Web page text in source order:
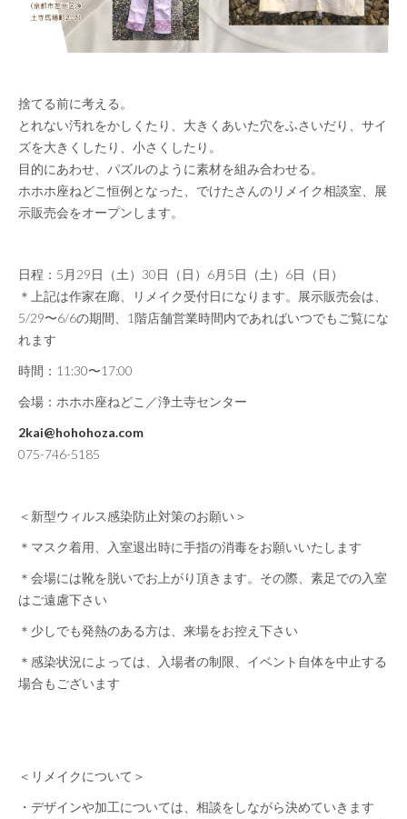
捨てる前に考える。
とれない汚れをかしくたり、大きくあいた穴をふさいだり、サイ
ズを大きくしたり、小さくしたり。
目的にあわせ、パズルのように素材を組み合わせる。
ホホホ座ねどこ恒例となった、でけたさんのリメイク相談室、展
示販売会をオープンします。
日程：5月29日（土）30日（日）6月5日（土）6日（日）
＊上記は作家在廊、リメイク受付日になります。展示販売会は、
5/29〜6/6の期間、1階店舗営業時間内であればいつでもご覧にな
れます
時間：11:30〜17:00
会場：ホホホ座ねどこ／浄土寺センター
2kai@hohohoza.com
075-746-5185
＜新型ウィルス感染防止対策のお願い＞
＊マスク着用、入室退出時に手指の消毒をお願いいたします
＊会場には靴を脱いでお上がり頂きます。その際、 素足での入室
はご遠慮下さい
＊少しでも発熱のある方は、来場をお控え下さい
＊感染状況によっては、入場者の制限、イベント自体を中止する
場合もございます
＜リメイクについて＞
・デザインや加工については、相談をしながら決めていきます